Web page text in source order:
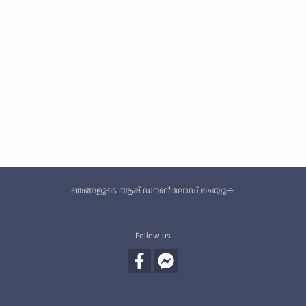
Custom footer
ഞങ്ങളുടെ ആപ്പ് ഡൗൺലോഡ് ചെയ്യുക
Follow us